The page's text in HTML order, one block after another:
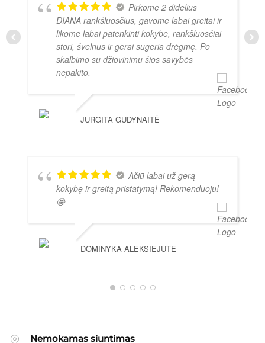
Pirkome 2 didelius
DIANA rankšluosčius, gavome labai greitai ir
likome labai patenkinti kokybe, rankšluosčiai
stori, švelnūs ir gerai sugeria drėgmę. Po
skalbimo su džiovinimu šios savybės
nepakito.
JURGITA GUDYNAITĖ
Ačiū labai už gerą
kokybę ir greitą pristatymą! Rekomenduoju!
🤩
DOMINYKA ALEKSIEJUTE
Nemokamas siuntimas